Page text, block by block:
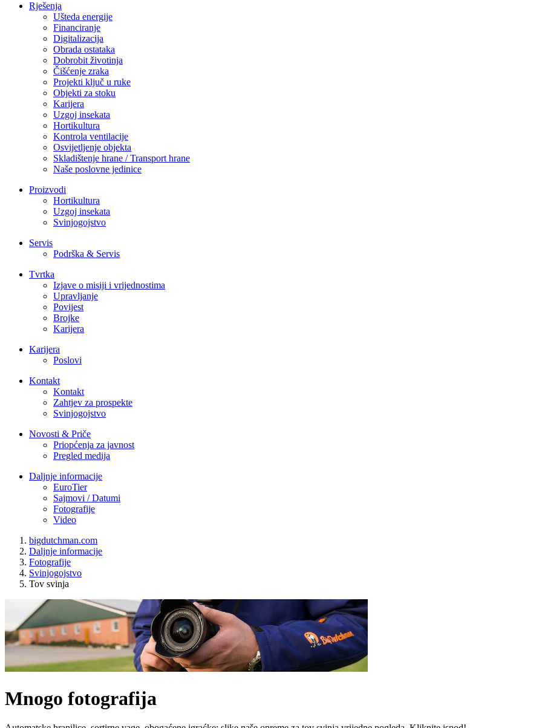
Rješenja
Ušteda energije
Financiranje
Digitalizacija
Obrada ostataka
Dobrobit životinja
Čišćenje zraka
Projekti ključ u ruke
Objekti za stoku
Karijera
Uzgoj insekata
Hortikultura
Kontrola ventilacije
Osvijetljenje objekta
Skladištenje hrane / Transport hrane
Naše poslovne jedinice
Proizvodi
Hortikultura
Uzgoj insekata
Svinjogojstvo
Servis
Podrška & Servis
Tvrtka
Izjave o misiji i vrijednostima
Upravljanje
Povijest
Brojke
Karijera
Karijera
Poslovi
Kontakt
Kontakt
Zahtjev za prospekte
Svinjogojstvo
Novosti & Priče
Priopćenja za javnost
Pregled medija
Daljnje informacije
EuroTier
Sajmovi / Datumi
Fotografije
Video
bigdutchman.com
Daljnje informacije
Fotografije
Svinjogojstvo
Tov svinja
Mnogo fotografija